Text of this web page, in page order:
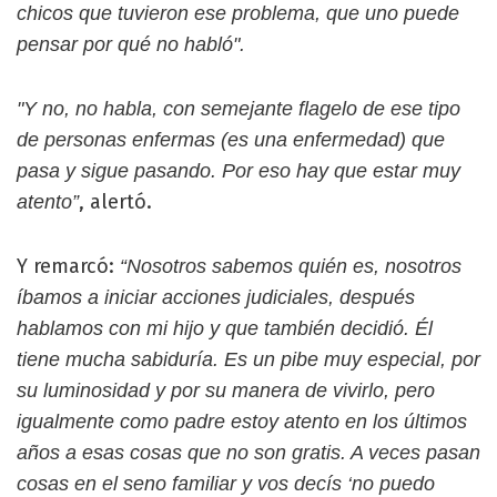
chicos que tuvieron ese problema, que uno puede
pensar por qué no habló".
"Y no, no habla, con semejante flagelo de ese tipo
de personas enfermas (es una enfermedad) que
pasa y sigue pasando. Por eso hay que estar muy
atento”, alertó.
Y remarcó: “Nosotros sabemos quién es, nosotros
íbamos a iniciar acciones judiciales, después
hablamos con mi hijo y que también decidió. Él
tiene mucha sabiduría. Es un pibe muy especial, por
su luminosidad y por su manera de vivirlo, pero
igualmente como padre estoy atento en los últimos
años a esas cosas que no son gratis. A veces pasan
cosas en el seno familiar y vos decís ‘no puedo